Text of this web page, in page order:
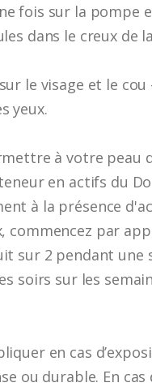
fois sur la pompe
dans le creux de
le visage et le cou
yeux.
à votre peau
en actifs du
à la présence
commencez par
sur 2 pendant une
soirs sur les
en cas
ou durable. En